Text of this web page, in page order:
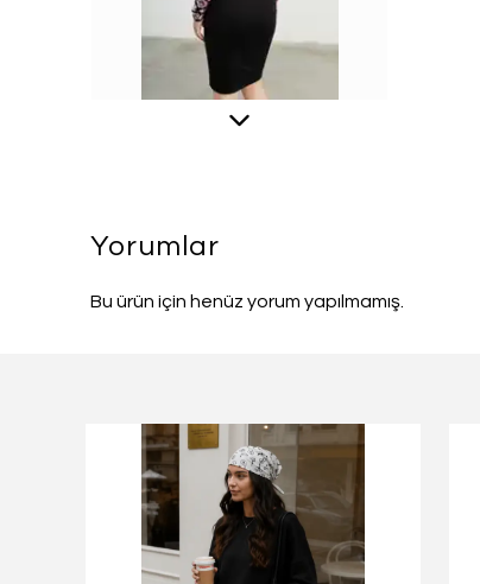
Yorumlar
Bu ürün için henüz yorum yapılmamış.